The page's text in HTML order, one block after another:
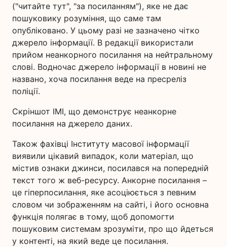
("читайте тут", "за посиланням"), яке не дає
пошуковику розуміння, що саме там
опубліковано. У цьому разі не зазначено чітко
джерело інформації. В редакції використали
прийом неанкорного посилання на нейтральному
слові. Водночас джерело інформації в новині не
названо, хоча посилання веде на пресреліз
поліції.
Скріншот ІМІ, що демонструє неанкорне
посилання на джерело даних.
Також фахівці Інституту масової інформації
виявили цікавий випадок, коли матеріал, що
містив ознаки джинси, посилався на попередній
текст того ж веб-ресурсу. Анкорне посилання –
це гіперпосилання, яке асоціюється з певним
словом чи зображенням на сайті, і його основна
функція полягає в тому, щоб допомогти
пошуковим системам зрозуміти, про що йдеться
у контенті, на який веде це посилання.